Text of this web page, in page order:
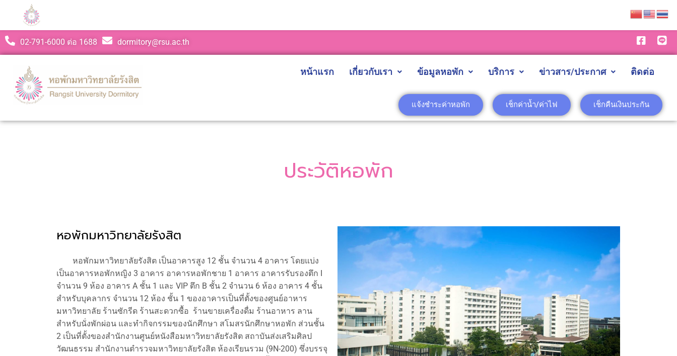
02-791-6000 ต่อ 1688 dormitory@rsu.ac.th
หน้าแรก เกี่ยวกับเรา ข้อมูลหอพัก บริการ ข่าวสาร/ประกาศ ติดต่อ
แจ้งชำระค่าหอพัก เช็กค่าน้ำ/ค่าไฟ เช็กคืนเงินประกัน
ประวัติหอพัก
หอพักมหาวิทยาลัยรังสิต
หอพักมหาวิทยาลัยรังสิต เป็นอาคารสูง 12 ชั้น จำนวน 4 อาคาร โดยแบ่ง
เป็นอาคารหอพักหญิง 3 อาคาร อาคารหอพักชาย 1 อาคาร อาคารรับรองตึก I
จำนวน 9 ห้อง อาคาร A ชั้น 1 และ VIP ตึก B ชั้น 2 จำนวน 6 ห้อง อาคาร 4 ชั้น
สำหรับบุคลากร จำนวน 12 ห้อง ชั้น 1 ของอาคารเป็นที่ตั้งของศูนย์อาหาร
มหาวิทยาลัย ร้านซักรีด ร้านสะดวกซื้อ ร้านขายเครื่องดื่ม ร้านอาหาร ลาน
สำหรับนั่งพักผ่อน และทำกิจกรรมของนักศึกษา สโมสรนักศึกษาหอพัก ส่วนชั้น
2 เป็นที่ตั้งของสำนักงานศูนย์หนังสือมหาวิทยาลัยรังสิต สถาบันส่งเสริมศิลป
วัฒนธรรม สำนักงานตำรวจมหาวิทยาลัยรังสิต ห้องเรียนรวม (9N-200) ซึ่งบรรจุ